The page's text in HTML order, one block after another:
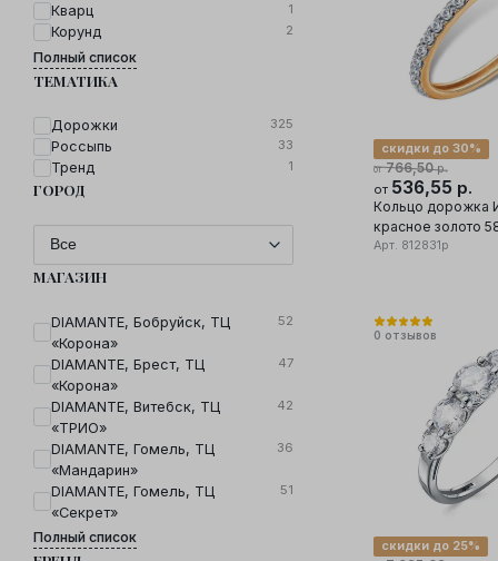
Кварц 1
Корунд 2
Полный список
ТЕМАТИКА
Дорожки 325
Россыпь 33
Тренд 1
ГОРОД
МАГАЗИН
DIAMANTE, Бобруйск, ТЦ
«Корона»
52
DIAMANTE, Брест, ТЦ
«Корона»
47
DIAMANTE, Витебск, ТЦ
«ТРИО»
42
DIAMANTE, Гомель, ТЦ
«Мандарин»
36
DIAMANTE, Гомель, ТЦ
«Секрет»
51
Полный список
от766,50р.
скидки до 30%
от 536,55 р.
Кольцо дорожка
красное золото
вставка фианит
Арт. 812831р
0 отзывов
скидки до 25%